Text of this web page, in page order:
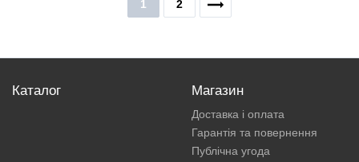
1 2
Каталог Магазин
Доставка і оплата
Гарантія та повернення
Публічна угода